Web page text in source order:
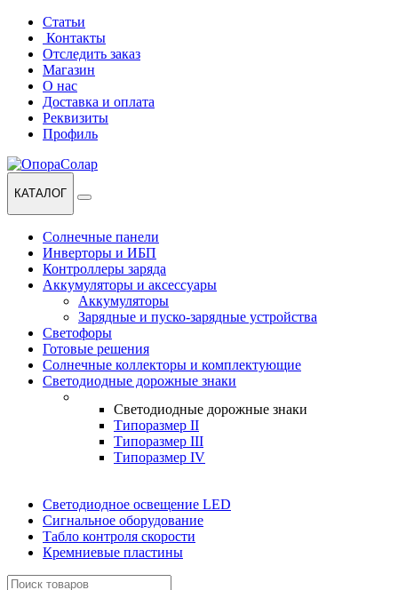
Перейти
навигации
Перейти
содержанию
Статьи
Контакты
Отследить заказ
Магазин
О нас
Доставка и оплата
Реквизиты
Профиль
КАТАЛОГ
Солнечные панели
Инверторы и ИБП
Контроллеры заряда
Аккумуляторы и аксессуары
Аккумуляторы
Зарядные и пуско-зарядные устройства
Светофоры
Готовые решения
Солнечные коллекторы и комплектующие
Светодиодные дорожные знаки
Светодиодные дорожные знаки
Типоразмер II
Типоразмер III
Типоразмер IV
Светодиодное освещение LED
Сигнальное оборудование
Табло контроля скорости
Кремниевые пластины
Найти: